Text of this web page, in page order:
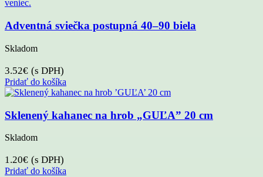
Adventná sviečka postupná 40–90 biela
Skladom
3.52€ (s DPH)
Pridať do košíka
Sklenený kahanec na hrob „GUĽA” 20 cm
Skladom
1.20€ (s DPH)
Pridať do košíka